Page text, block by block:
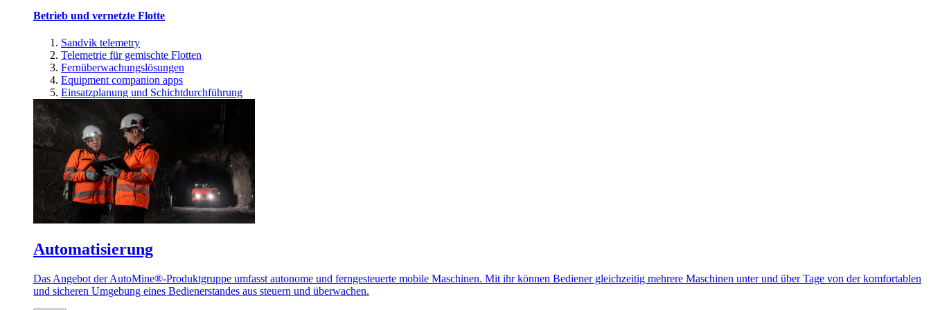
Betrieb und vernetzte Flotte
Sandvik telemetry
Telemetrie für gemischte Flotten
Fernüberwachungslösungen
Equipment companion apps
Einsatzplanung und Schichtdurchführung
Automatisierung
Das Angebot der AutoMine®-Produktgruppe umfasst autonome und ferngesteuerte mobile Maschinen. Mit ihr können Bediener gleichzeitig mehrere Maschinen unter und über Tage von der komfortablen
und sicheren Umgebung eines Bedienerstandes aus steuern und überwachen.